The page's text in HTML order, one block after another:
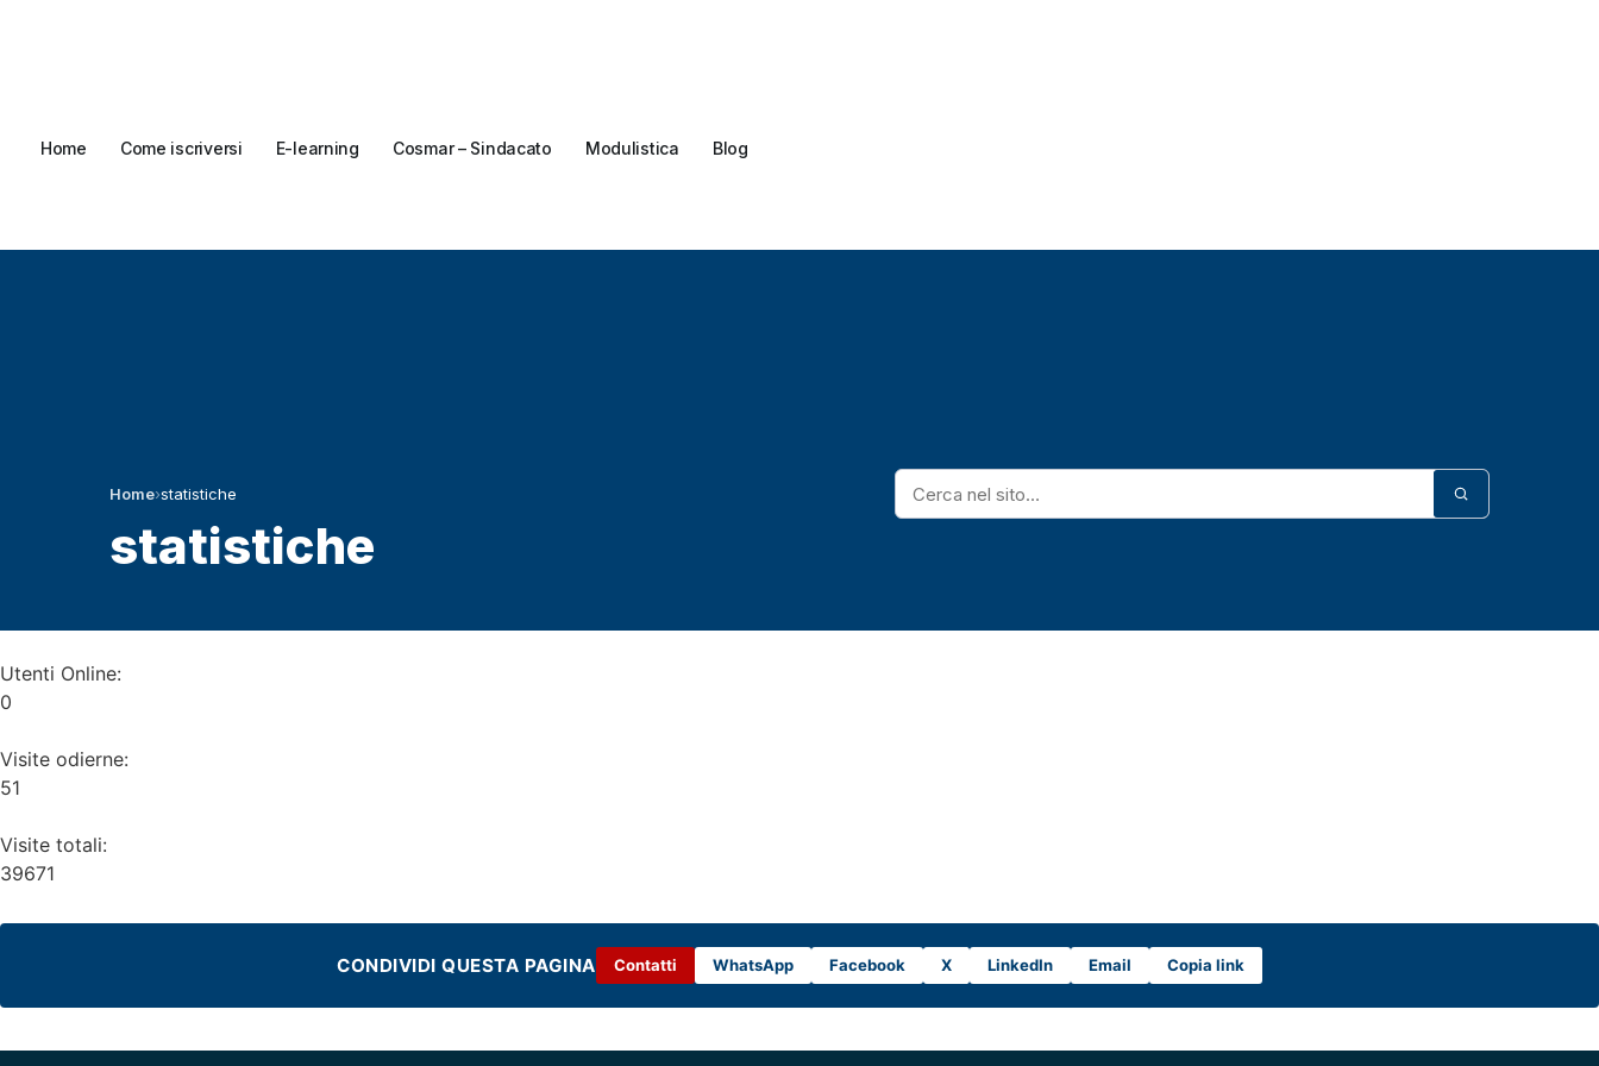
Home Come iscriversi E-learning Cosmar – Sindacato Modulistica Blog
Home›statistiche
statistiche
Utenti Online:
0
Visite odierne:
51
Visite totali:
39671
CONDIVIDI QUESTA PAGINA Contatti WhatsApp Facebook X LinkedIn Email Copia link